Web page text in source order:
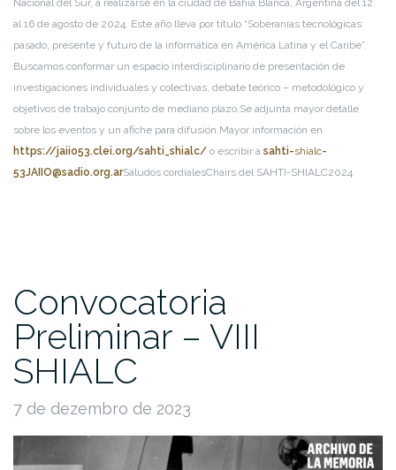
Nacional del Sur, a realizarse en la ciudad de Bahía Blanca, Argentina del 12
al 16 de agosto de 2024. Este año lleva por título “Soberanías tecnológicas:
pasado, presente y futuro de la informática en América Latina y el Caribe”.
Buscamos conformar un espacio interdisciplinario de presentación de
investigaciones individuales y colectivas, debate teórico – metodológico y
objetivos de trabajo conjunto de mediano plazo.Se adjunta mayor detalle
sobre los eventos y un afiche para difusión.Mayor información en
https://jaiio53.clei.org/sahti_shialc/ o escribir a sahti-shialc-
53JAIIO@sadio.org.arSaludos cordialesChairs del SAHTI-SHIALC2024
Convocatoria
Preliminar – VIII
SHIALC
7 de dezembro de 2023